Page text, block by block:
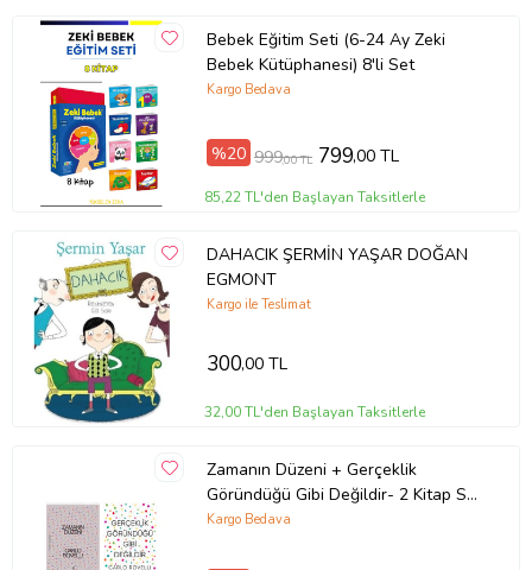
Bebek Eğitim Seti (6-24 Ay Zeki
Bebek Kütüphanesi) 8'li Set
Kargo Bedava
%20 999,00 TL 799,00 TL
85,22 TL'den Başlayan Taksitlerle
DAHACIK ŞERMİN YAŞAR DOĞAN
EGMONT
Kargo ile Teslimat
300,00 TL
32,00 TL'den Başlayan Taksitlerle
Zamanın Düzeni + Gerçeklik
Göründüğü Gibi Değildir- 2 Kitap Set
- Iş Bankası Özel Set Zamanın
Kargo Bedava